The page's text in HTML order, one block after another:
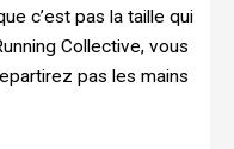
c’est pas la taille qui
Collective, vous
pas les mains